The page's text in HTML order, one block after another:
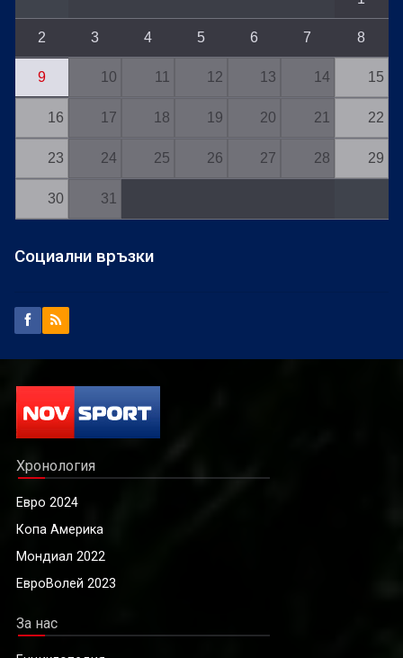
2 3 4 5 6 7 8
9 10 11 12 13 14 15
16 17 18 19 20 21 22
23 24 25 26 27 28 29
30 31
Социални връзки
Хронология
Евро 2024
Копа Америка
Мондиал 2022
ЕвроВолей 2023
За нас